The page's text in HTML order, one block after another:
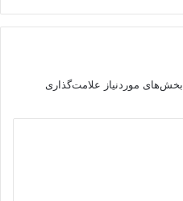
بخش‌های موردنیاز علامت‌گذاری